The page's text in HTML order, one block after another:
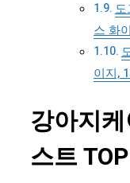
도
스 화
이지,
강아지
스트